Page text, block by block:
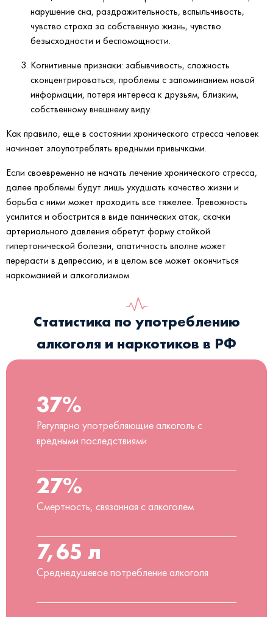
нарушение сна, раздражительность, вспыльчивость,
чувство страха за собственную жизнь, чувство
безысходности и беспомощности.
Когнитивные признаки: забывчивость, сложность
сконцентрироваться, проблемы с запоминанием новой
информации, потеря интереса к друзьям, близким,
собственному внешнему виду.
Как правило, еще в состоянии хронического стресса человек
начинает злоупотреблять вредными привычками.
Если своевременно не начать лечение хронического стресса,
далее проблемы будут лишь ухудшать качество жизни и
борьба с ними может проходить все тяжелее. Тревожность
усилится и обострится в виде панических атак, скачки
артериального давления обретут форму стойкой
гипертонической болезни, апатичность вполне может
перерасти в депрессию, и в целом все может окончиться
наркоманией и алкоголизмом.
Статистика по употреблению
алкоголя и наркотиков в РФ
37%
Регулярно употребляющие алкоголь с
вредными последствиями
27%
Смертность, связанная с алкоголем
7,65 л
Среднедушевое потребление алкоголя